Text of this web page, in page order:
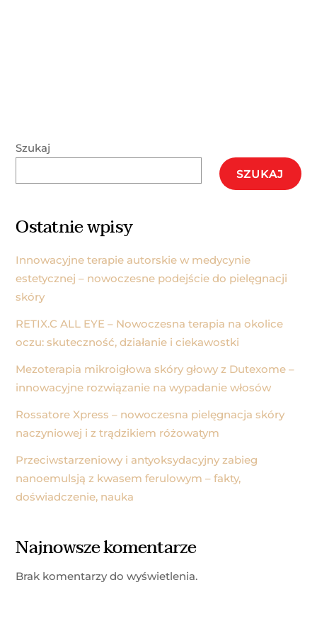
Szukaj
SZUKAJ
Ostatnie wpisy
Innowacyjne terapie autorskie w medycynie
estetycznej – nowoczesne podejście do pielęgnacji
skóry
RETIX.C ALL EYE – Nowoczesna terapia na okolice
oczu: skuteczność, działanie i ciekawostki
Mezoterapia mikroigłowa skóry głowy z Dutexome –
innowacyjne rozwiązanie na wypadanie włosów
Rossatore Xpress – nowoczesna pielęgnacja skóry
naczyniowej i z trądzikiem różowatym
Przeciwstarzeniowy i antyoksydacyjny zabieg
nanoemulsją z kwasem ferulowym – fakty,
doświadczenie, nauka
Najnowsze komentarze
Brak komentarzy do wyświetlenia.